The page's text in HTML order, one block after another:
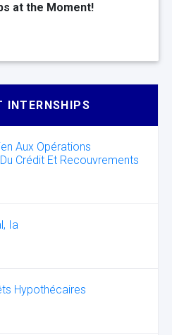
at the Moment!
INTERNSHIPS
Aux Opérations
Crédit Et Recouvrements
Ia
Hypothécaires